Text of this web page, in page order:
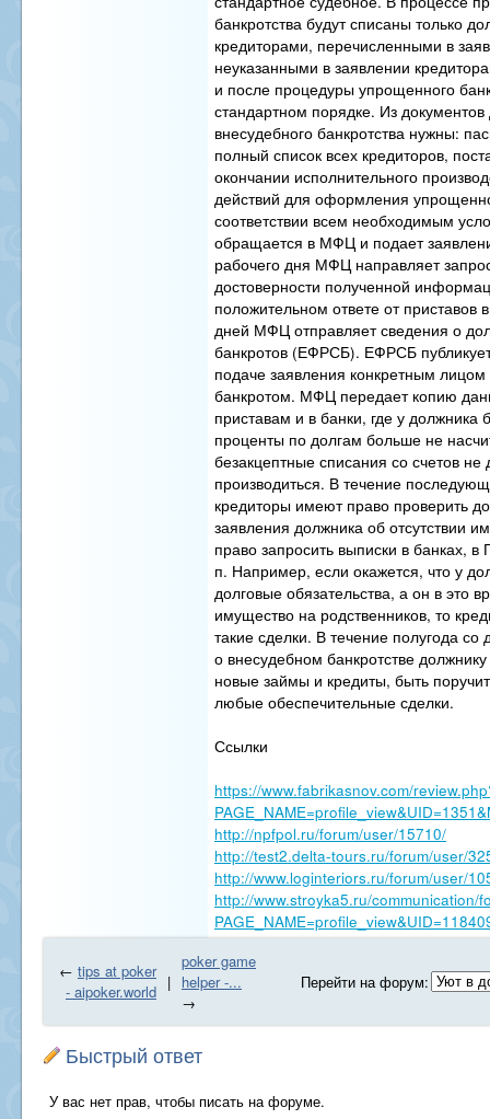
банкротства будут списаны только
кредиторами, перечисленными в
неуказанными в заявлении
и после процедуры упрощенного
стандартном порядке. Из
внесудебного банкротства нужны:
полный список всех кредиторов,
окончании исполнительного
действий для оформления
соответствии всем необходимым
обращается в МФЦ и подает
рабочего дня МФЦ направляет
достоверности полученной
положительном ответе от приставов
дней МФЦ отправляет сведения о
банкротов (ЕФРСБ). ЕФРСБ
подаче заявления конкретным
банкротом. МФЦ передает копию
приставам и в банки, где у должника
проценты по долгам больше не
безакцептные списания со счетов
производиться. В течение
кредиторы имеют право проверить
заявления должника об отсутствии
право запросить выписки в банках,
п. Например, если окажется, что у
долговые обязательства, а он в это
имущество на родственников, то
такие сделки. В течение полугода со
о внесудебном банкротстве
новые займы и кредиты, быть
любые обеспечительные сделки.
Ссылки
https://www.fabrikasnov.com/
http://npfpol.ru/forum/user/15710/
http://test2.delta-tours.ru/forum/user/
http://www.loginteriors.ru/forum/user/
http://www.stroyka5.ru/communication/
← tips at poker
- aipoker.world |
poker game
helper -...
→
Перейти на форум:
Быстрый ответ
У вас нет прав, чтобы писать на форуме.